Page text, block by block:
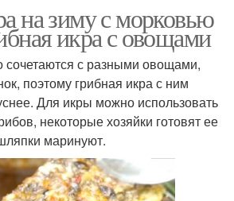
на зиму с морковью
икра с овощами
сочетаются с разными овощами,
поэтому грибная икра с ним
Для икры можно использовать
некоторые хозяйки готовят ее
маринуют.